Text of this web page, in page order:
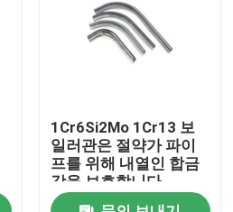
1Cr6Si2Mo 1Cr13 보
일러관은 절약가 파이
프를 위해 내열인 합금
강을 보호합니다